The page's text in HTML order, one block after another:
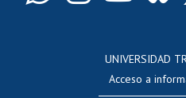
Editar
UNIVERSIDAD
Acceso a